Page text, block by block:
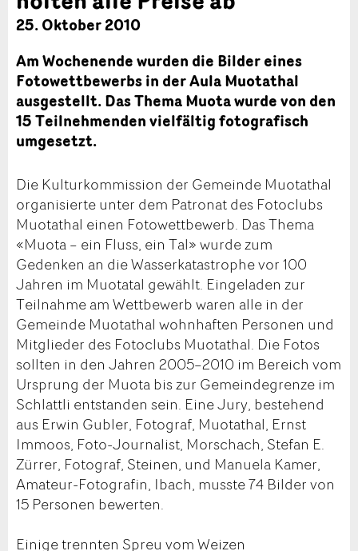
25. Oktober 2010
Am Wochenende wurden die Bilder eines
Fotowettbewerbs in der Aula Muotathal
ausgestellt. Das Thema Muota wurde von den
15 Teilnehmenden vielfältig fotografisch
umgesetzt.
Die Kulturkommission der Gemeinde Muotathal
organisierte unter dem Patronat des Fotoclubs
Muotathal einen Fotowettbewerb. Das Thema
«Muota – ein Fluss, ein Tal» wurde zum
Gedenken an die Wasserkatastrophe vor 100
Jahren im Muotatal gewählt. Eingeladen zur
Teilnahme am Wettbewerb waren alle in der
Gemeinde Muotathal wohnhaften Personen und
Mitglieder des Fotoclubs Muotathal. Die Fotos
sollten in den Jahren 2005–2010 im Bereich vom
Ursprung der Muota bis zur Gemeindegrenze im
Schlattli entstanden sein. Eine Jury, bestehend
aus Erwin Gubler, Fotograf, Muotathal, Ernst
Immoos, Foto-Journalist, Morschach, Stefan E.
Zürrer, Fotograf, Steinen, und Manuela Kamer,
Amateur-Fotografin, Ibach, musste 74 Bilder von
15 Personen bewerten.
Einige trennten Spreu vom Weizen